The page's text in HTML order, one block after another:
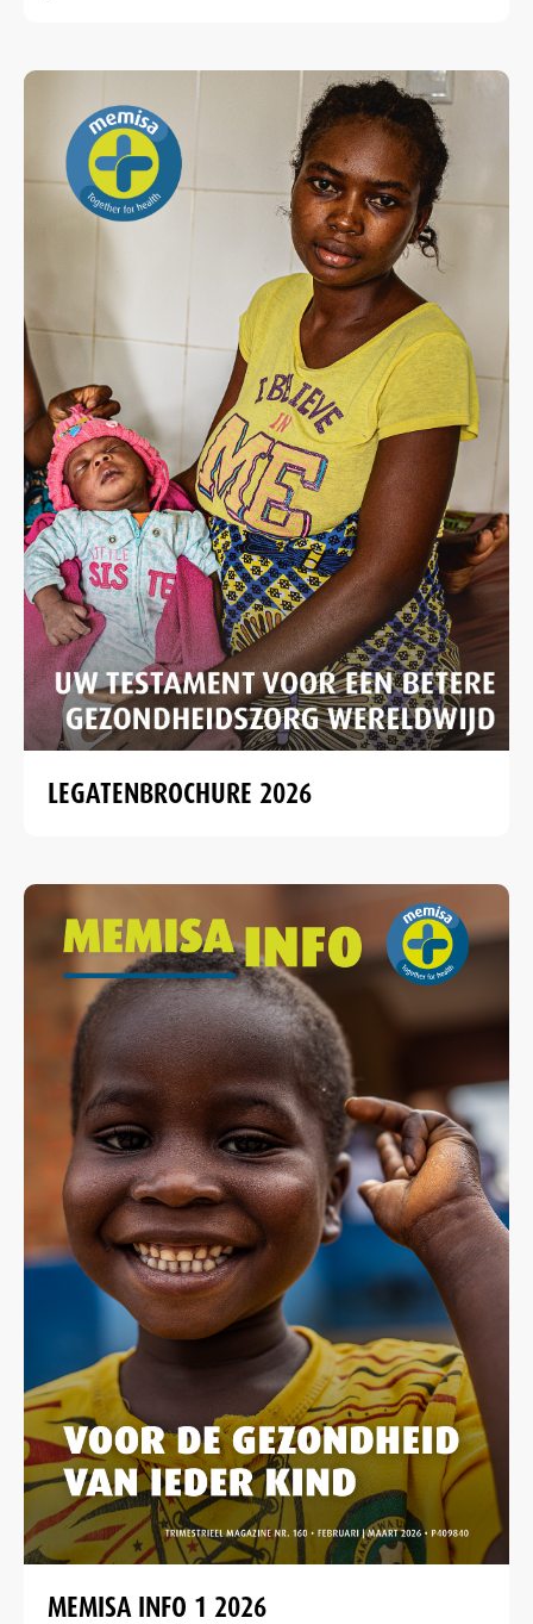
LEGATENBROCHURE 2026
MEMISA INFO 1 2026